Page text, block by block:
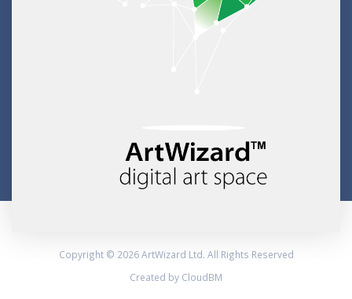
Copyright © 2026 ArtWizard Ltd. All Rights Reserved
Created by CloudBM